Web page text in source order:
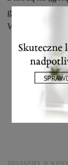
gaf.O nich w
Wp.pl dr Marek
ZOSTAŃMY W